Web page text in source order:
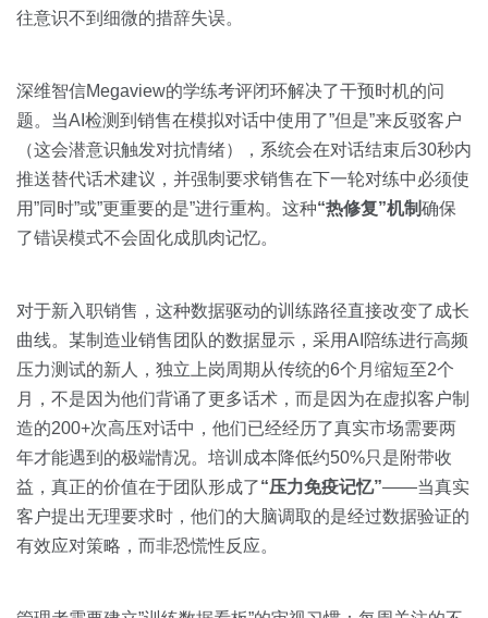
往意识不到细微的措辞失误。
深维智信Megaview的学练考评闭环解决了干预时机的问
题。当AI检测到销售在模拟对话中使用了”但是”来反驳客户
（这会潜意识触发对抗情绪），系统会在对话结束后30秒内
推送替代话术建议，并强制要求销售在下一轮对练中必须使
用”同时”或”更重要的是”进行重构。这种“热修复”机制确保
了错误模式不会固化成肌肉记忆。
对于新入职销售，这种数据驱动的训练路径直接改变了成长
曲线。某制造业销售团队的数据显示，采用AI陪练进行高频
压力测试的新人，独立上岗周期从传统的6个月缩短至2个
月，不是因为他们背诵了更多话术，而是因为在虚拟客户制
造的200+次高压对话中，他们已经经历了真实市场需要两
年才能遇到的极端情况。培训成本降低约50%只是附带收
益，真正的价值在于团队形成了“压力免疫记忆”——当真实
客户提出无理要求时，他们的大脑调取的是经过数据验证的
有效应对策略，而非恐慌性反应。